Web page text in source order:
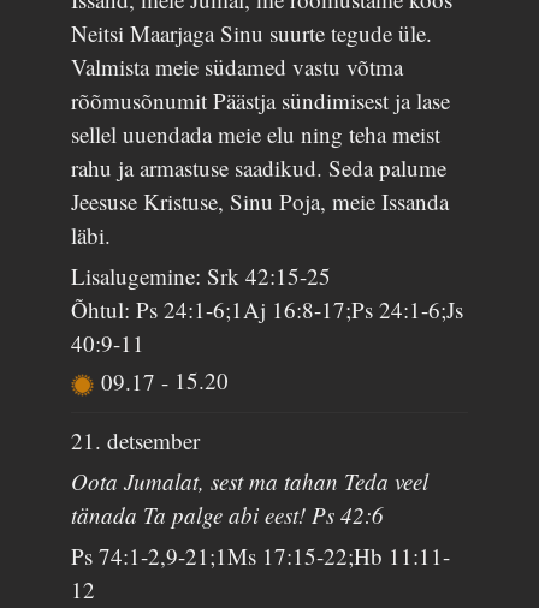
Neitsi Maarjaga Sinu suurte tegude üle.
Valmista meie südamed vastu võtma
rõõmusõnumit Päästja sündimisest ja lase
sellel uuendada meie elu ning teha meist
rahu ja armastuse saadikud. Seda palume
Jeesuse Kristuse, Sinu Poja, meie Issanda
läbi.
Lisalugemine: Srk 42:15-25
Õhtul: Ps 24:1-6;1Aj 16:8-17;Ps 24:1-6;Js
40:9-11
09.17- 15.20
21. detsember
Oota Jumalat, sest ma tahan Teda veel
tänada Ta palge abi eest! Ps 42:6
Ps 74:1-2,9-21;1Ms 17:15-22;Hb 11:11-
12